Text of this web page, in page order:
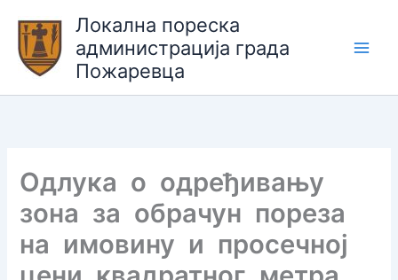
садржај
Локална пореска
администрација града
Пожаревца
Одлука о одређивању
зона за обрачун пореза
на имовину и просечној